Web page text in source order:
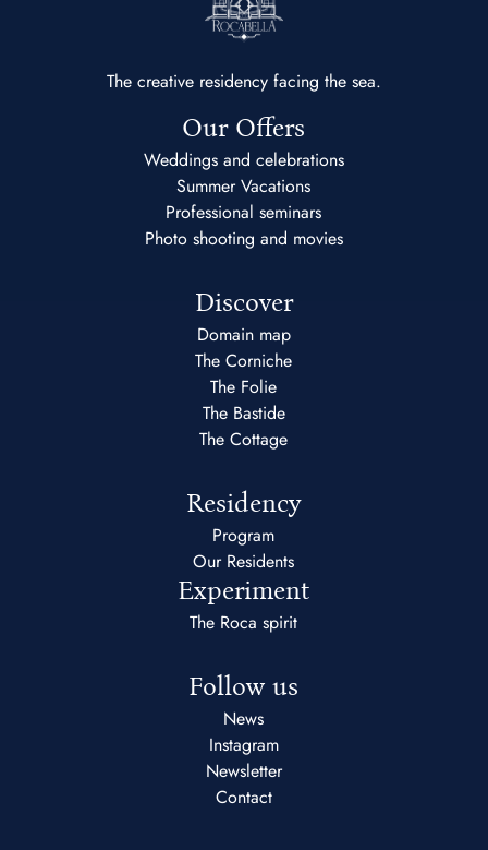
The creative residency facing the sea.
Our Offers
Weddings and celebrations
Summer Vacations
Professional seminars
Photo shooting and movies
Discover
Domain map
The Corniche
The Folie
The Bastide
The Cottage
Residency
Program
Our Residents
Experiment
The Roca spirit
Follow us
News
Instagram
Newsletter
Contact